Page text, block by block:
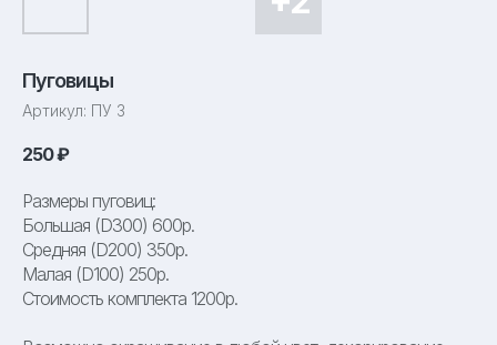
Пуговицы
Артикул: ПУ 3
250₽
Размеры пуговиц:
Большая (D300) 600р.
Средняя (D200) 350р.
Малая (D100) 250р.
Стоимость комплекта 1200р.